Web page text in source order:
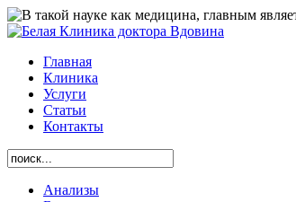
Главная
Клиника
Услуги
Статьи
Контакты
Анализы